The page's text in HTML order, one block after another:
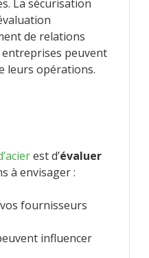
La sécurisation
de relations
entreprises peuvent
leurs opérations.
est d’évaluer
à envisager :
fournisseurs
influencer